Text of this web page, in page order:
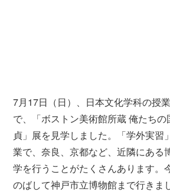
7月17日（日）、日本文化学科の授
で、「ボストン美術館所蔵 俺たちの
貞」展を見学しました。「学外実習
業で、奈良、京都など、近隣にある
学を行うことがたくさんあります。
のばして神戸市立博物館まで行きま